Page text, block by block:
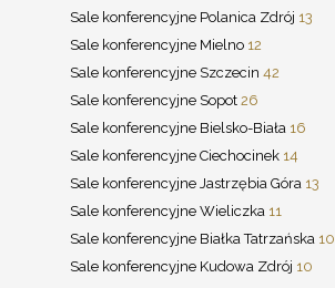
Sale konferencyjne Polanica Zdrój 13
Sale konferencyjne Mielno 12
Sale konferencyjne Szczecin 42
Sale konferencyjne Sopot 26
Sale konferencyjne Bielsko-Biała 16
Sale konferencyjne Ciechocinek 14
Sale konferencyjne Jastrzębia Góra 13
Sale konferencyjne Wieliczka 11
Sale konferencyjne Białka Tatrzańska 10
Sale konferencyjne Kudowa Zdrój 10